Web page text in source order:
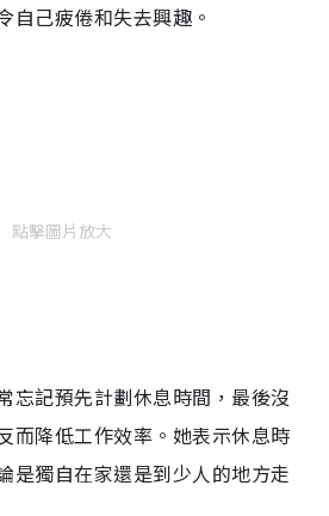
自己疲倦和失去興趣。
點擊圖片放大
忘記預先計劃休息時間，最後沒
而降低工作效率。她表示休息時
是獨自在家還是到少人的地方走